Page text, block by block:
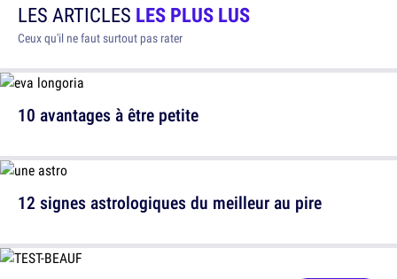
LES ARTICLES LES PLUS LUS
Ceux qu'il ne faut surtout pas rater
10 avantages à être petite
12 signes astrologiques du meilleur au pire